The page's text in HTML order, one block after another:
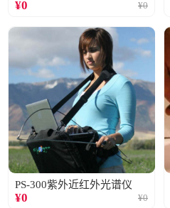
¥0 ¥0
PS-300紫外近红外光谱仪
¥0 ¥0